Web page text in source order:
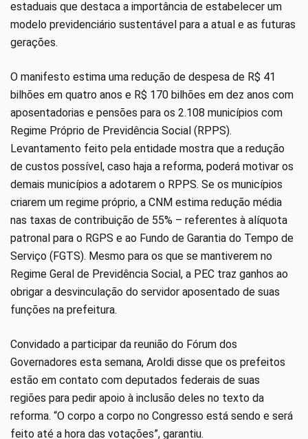
estaduais que destaca a importância de estabelecer um
modelo previdenciário sustentável para a atual e as futuras
gerações.
O manifesto estima uma redução de despesa de R$ 41
bilhões em quatro anos e R$ 170 bilhões em dez anos com
aposentadorias e pensões para os 2.108 municípios com
Regime Próprio de Previdência Social (RPPS).
Levantamento feito pela entidade mostra que a redução
de custos possível, caso haja a reforma, poderá motivar os
demais municípios a adotarem o RPPS. Se os municípios
criarem um regime próprio, a CNM estima redução média
nas taxas de contribuição de 55% – referentes à alíquota
patronal para o RGPS e ao Fundo de Garantia do Tempo de
Serviço (FGTS). Mesmo para os que se mantiverem no
Regime Geral de Previdência Social, a PEC traz ganhos ao
obrigar a desvinculação do servidor aposentado de suas
funções na prefeitura.
Convidado a participar da reunião do Fórum dos
Governadores esta semana, Aroldi disse que os prefeitos
estão em contato com deputados federais de suas
regiões para pedir apoio à inclusão deles no texto da
reforma. “O corpo a corpo no Congresso está sendo e será
feito até a hora das votações”, garantiu.